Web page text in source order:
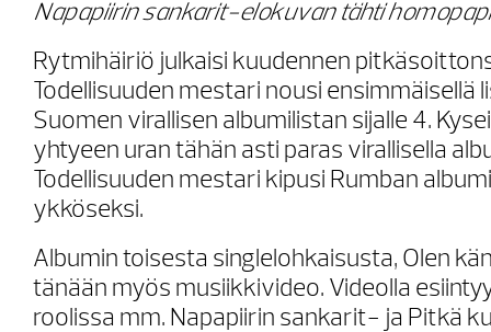
Napapiirin sankarit-elokuvan tähti
Rytmihäiriö julkaisi kuudennen
Todellisuuden mestari nousi ensimmäisellä
Suomen virallisen albumilistan sijalle 4.
yhtyeen uran tähän asti paras virallisella
Todellisuuden mestari kipusi Rumban
ykköseksi.
Albumin toisesta singlelohkaisusta, Olen
tänään myös musiikkivideo. Videolla
roolissa mm. Napapiirin sankarit- ja Pitkä